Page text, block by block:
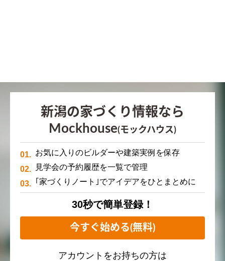
新潟の家づくり情報なら
Mockhouse(モックハウス)
お気に入りのビルダーや建築実例を保存
見学会の予約履歴を一覧で管理
｢家づくりノート｣でアイデアをひとまとめに
30秒で簡単登録！
今すぐ始める(無料)
アカウントをお持ちの方は